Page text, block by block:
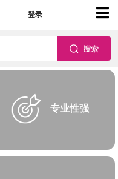
登录
专业性强